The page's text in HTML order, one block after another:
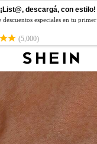
descargá, con estilo!
descuentos especiales en tu primer
(5,000)